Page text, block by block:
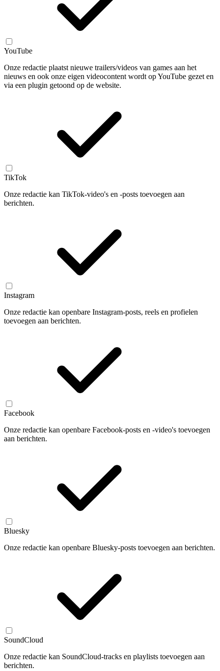
YouTube
Onze redactie plaatst nieuwe trailers/videos van games aan het
nieuws en ook onze eigen videocontent wordt op YouTube gezet en
via een plugin getoond op de website.
TikTok
Onze redactie kan TikTok-video's en -posts toevoegen aan
berichten.
Instagram
Onze redactie kan openbare Instagram-posts, reels en profielen
toevoegen aan berichten.
Facebook
Onze redactie kan openbare Facebook-posts en -video's toevoegen
aan berichten.
Bluesky
Onze redactie kan openbare Bluesky-posts toevoegen aan berichten.
SoundCloud
Onze redactie kan SoundCloud-tracks en playlists toevoegen aan
berichten.